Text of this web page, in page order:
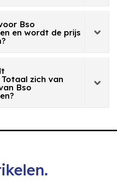
Bso
en wordt de prijs
zich van
Bso